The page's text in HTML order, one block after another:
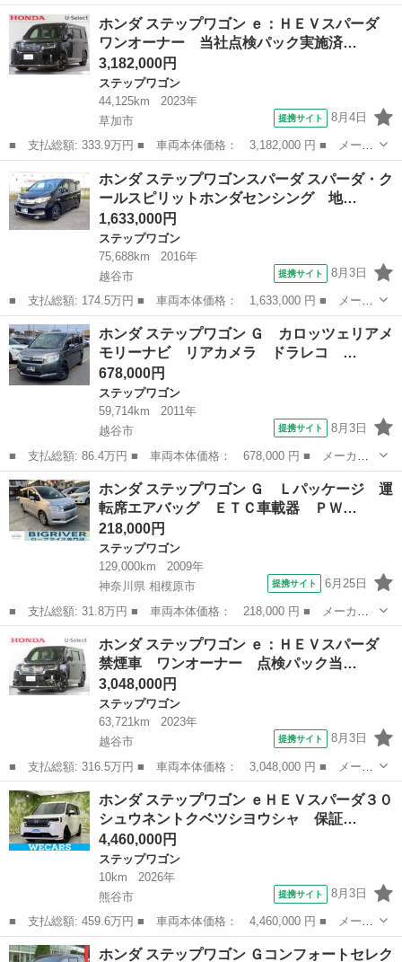
名： ホンダ ■ 車種名： ステップワゴンスパーダ ■ グレード
名： Ｚ ユーザー買取車／オートエアコン／スマートキー／キーレ
スエントリー／...
神奈川 相模原市 ステップワゴン
ホンダ ステップワゴン ｅ：ＨＥＶスパーダ
ワンオーナー 当社点検パック実施済…
3,182,000円
ステップワゴン
44,125km
2023年
草加市
提携サイト 8月4日
■ 支払総額: 333.9万円 ■ 車両本体価格： 3,182,000 円 ■ メーカ
ー名： ホンダ ■ 車種名： ステップワゴン ■ グレード名：
ｅ：ＨＥＶスパーダ ワンオーナー 当社点検パック実施済車 純正
９インチナ...
埼玉 ステップワゴン
ホンダ ステップワゴンスパーダ スパーダ・ク
ールスピリットホンダセンシング 地…
1,633,000円
ステップワゴン
75,688km
2016年
越谷市
提携サイト 8月3日
■ 支払総額: 174.5万円 ■ 車両本体価格： 1,633,000 円 ■ メーカ
ー名： ホンダ ■ 車種名： ステップワゴンスパーダ ■ グレード
名： スパーダ・クールスピリットホンダセンシング 地デジフルセ
グＴＶ ...
埼玉 越谷市 ステップワゴン
ホンダ ステップワゴン Ｇ カロッツェリアメ
モリーナビ リアカメラ ドラレコ …
678,000円
ステップワゴン
59,714km
2011年
越谷市
提携サイト 8月3日
■ 支払総額: 86.4万円 ■ 車両本体価格： 678,000 円 ■ メーカー
名： ホンダ ■ 車種名： ステップワゴン ■ グレード名： Ｇ
カロッツェリアメモリーナビ リアカメラ ドラレコ スライドド
ア ＥＴＣ フ...
埼玉 越谷市 ステップワゴン
ホンダ ステップワゴン Ｇ Ｌパッケージ 運
転席エアバッグ ＥＴＣ車載器 ＰＷ…
218,000円
ステップワゴン
129,000km
2009年
神奈川県 相模原市
提携サイト 6月25日
■ 支払総額: 31.8万円 ■ 車両本体価格： 218,000 円 ■ メーカー
名： ホンダ ■ 車種名： ステップワゴン ■ グレード名： Ｇ
Ｌパッケージ 運転席エアバッグ ＥＴＣ車載器 ＰＷ ＰＳ フル
フラットシー...
神奈川 相模原市 ステップワゴン
ホンダ ステップワゴン ｅ：ＨＥＶスパーダ
禁煙車 ワンオーナー 点検パック当…
3,048,000円
ステップワゴン
63,721km
2023年
越谷市
提携サイト 8月3日
■ 支払総額: 316.5万円 ■ 車両本体価格： 3,048,000 円 ■ メーカ
ー名： ホンダ ■ 車種名： ステップワゴン ■ グレード名：
ｅ：ＨＥＶスパーダ 禁煙車 ワンオーナー 点検パック当社実施済
み １１．...
埼玉 越谷市 ステップワゴン
ホンダ ステップワゴン ｅＨＥＶスパーダ３０
シュウネントクベツシヨウシャ 保証…
4,460,000円
ステップワゴン
10km
2026年
熊谷市
提携サイト 8月3日
■ 支払総額: 459.6万円 ■ 車両本体価格： 4,460,000 円 ■ メーカ
ー名： ホンダ ■ 車種名： ステップワゴン ■ グレード名： ｅ
ＨＥＶスパーダ３０シュウネントクベツシヨウシャ 保証書／純正
埼玉 熊谷市 ステップワゴン
ホンダ ステップワゴン Ｇコンフォートセレク